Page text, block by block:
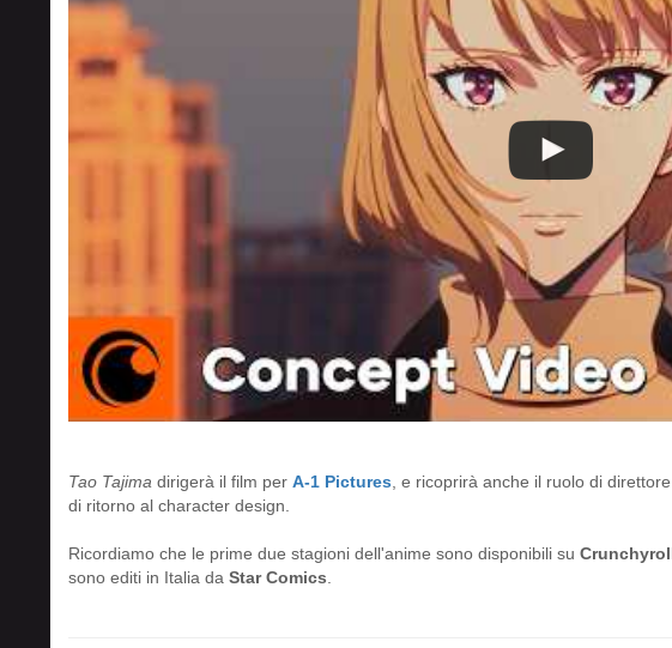
Tao Tajima dirigerà il film per A-1 Pictures, e ricoprirà anche il ruolo di
di ritorno al character design.
Ricordiamo che le prime due stagioni dell'anime sono disponibili su
sono editi in Italia da Star Comics.